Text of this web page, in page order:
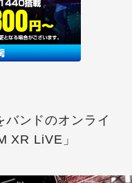
ンドのオンライ
XR LiVE」